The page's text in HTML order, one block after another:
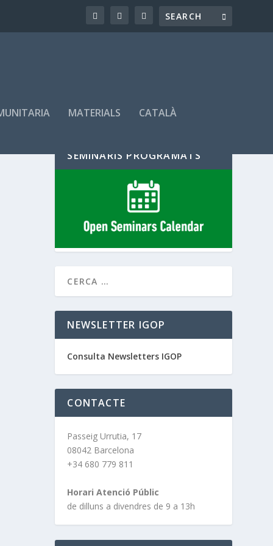
MATERIALS CATALÀ
SEMINARIS PROGRAMATS
NEWSLETTER IGOP
Consulta Newsletters IGOP
CONTACTE
Passeig Urrutia, 17
08042 Barcelona
+34 680 779 811
Horari Atenció Públic
de dilluns a divendres de 9 a 13h